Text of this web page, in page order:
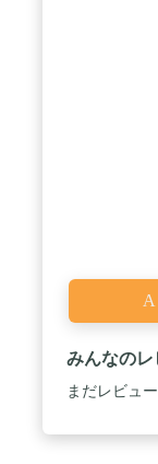
みんなのレ
まだレビュ